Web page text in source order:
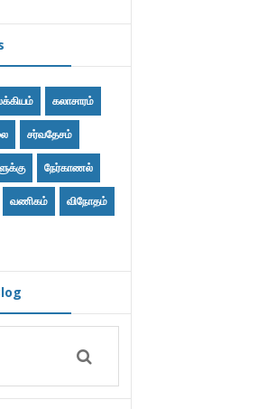
கலாசாரம்
சர்வதேசம்
நேர்காணல்
வணிகம் விநோதம்